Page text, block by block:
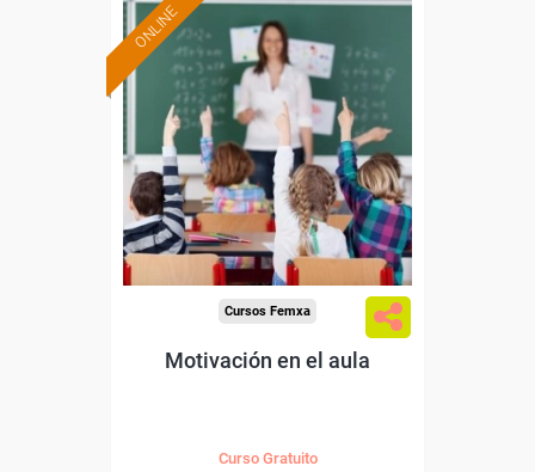
ONLINE
Formación 100%
subvencionada.
Para desempleados,
trabajadores y autónomos.
Sector
-Educación.
Cursos Femxa
Motivación en el aula
Curso Gratuito